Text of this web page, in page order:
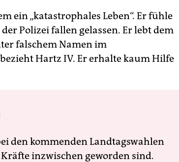
ein „katastrophales Leben“. Er fühle
Polizei fallen gelassen. Er lebt dem
falschem Namen im
Hartz IV. Er erhalte kaum Hilfe
den kommenden Landtagswahlen
inzwischen geworden sind.